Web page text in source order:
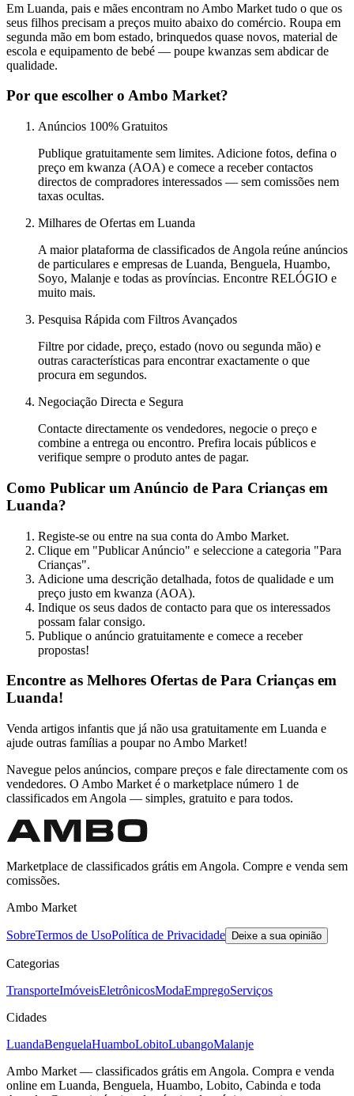
Em Luanda, pais e mães encontram no Ambo Market tudo o que os
seus filhos precisam a preços muito abaixo do comércio. Roupa em
segunda mão em bom estado, brinquedos quase novos, material de
escola e equipamento de bebé — poupe kwanzas sem abdicar de
qualidade.
Por que escolher o Ambo Market?
Anúncios 100% Gratuitos
Publique gratuitamente sem limites. Adicione fotos, defina o
preço em kwanza (AOA) e comece a receber contactos
directos de compradores interessados — sem comissões nem
taxas ocultas.
Milhares de Ofertas em Luanda
A maior plataforma de classificados de Angola reúne anúncios
de particulares e empresas de Luanda, Benguela, Huambo,
Soyo, Malanje e todas as províncias. Encontre RELÓGIO e
muito mais.
Pesquisa Rápida com Filtros Avançados
Filtre por cidade, preço, estado (novo ou segunda mão) e
outras características para encontrar exactamente o que
procura em segundos.
Negociação Directa e Segura
Contacte directamente os vendedores, negocie o preço e
combine a entrega ou encontro. Prefira locais públicos e
verifique sempre o produto antes de pagar.
Como Publicar um Anúncio de Para Crianças em
Luanda?
Registe-se ou entre na sua conta do Ambo Market.
Clique em "Publicar Anúncio" e seleccione a categoria "Para
Crianças".
Adicione uma descrição detalhada, fotos de qualidade e um
preço justo em kwanza (AOA).
Indique os seus dados de contacto para que os interessados
possam falar consigo.
Publique o anúncio gratuitamente e comece a receber
propostas!
Encontre as Melhores Ofertas de Para Crianças em
Luanda!
Venda artigos infantis que já não usa gratuitamente em Luanda e
ajude outras famílias a poupar no Ambo Market!
Navegue pelos anúncios, compare preços e fale directamente com os
vendedores. O Ambo Market é o marketplace número 1 de
classificados em Angola — simples, gratuito e para todos.
Marketplace de classificados grátis em Angola. Compre e venda sem
comissões.
Ambo Market
SobreTermos de UsoPolítica de Privacidade Deixe a sua opinião
Categorias
TransporteImóveisEletrônicosModaEmpregoServiços
Cidades
LuandaBenguelaHuamboLobitoLubangoMalanje
Ambo Market — classificados grátis em Angola. Compra e venda
online em Luanda, Benguela, Huambo, Lobito, Cabinda e toda